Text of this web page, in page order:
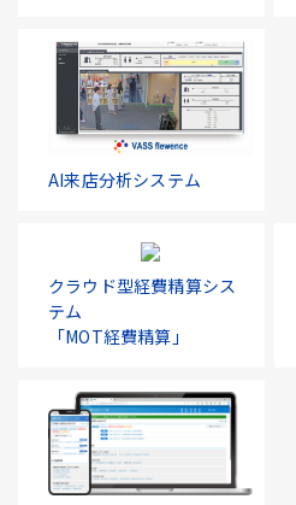
AI来店分析システム
クラウド型経費精算シス
テム
「MOT経費精算」